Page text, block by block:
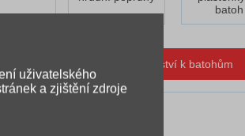
– a
batoh
Příslušenství k batohům
uživatelského
a zjištění zdroje